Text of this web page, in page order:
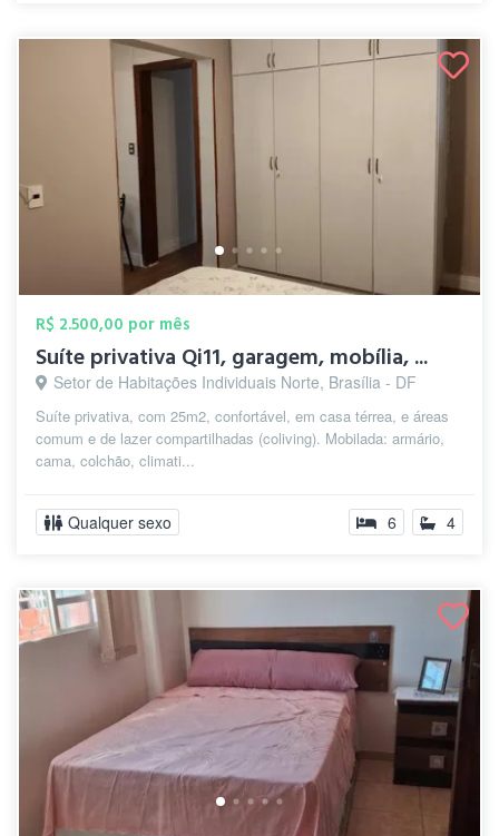
R$ 2.500,00 por mês
Suíte privativa Qi11, garagem, mobília, ...
Setor de Habitações Individuais Norte, Brasília - DF
Suíte privativa, com 25m2, confortável, em casa térrea, e áreas
comum e de lazer compartilhadas (coliving). Mobilada: armário,
cama, colchão, climati...
Qualquer sexo 6 4